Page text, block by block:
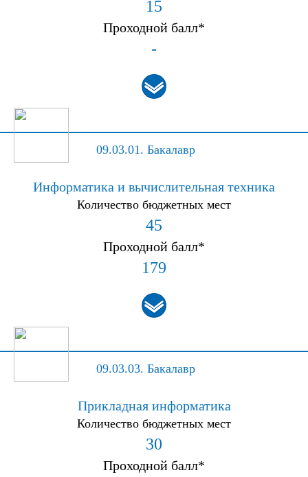
15
Проходной балл*
-
09.03.01. Бакалавр
Информатика и вычислительная техника
Количество бюджетных мест
45
Проходной балл*
179
09.03.03. Бакалавр
Прикладная информатика
Количество бюджетных мест
30
Проходной балл*